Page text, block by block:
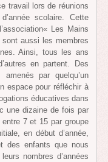
travail lors de réunions
scolaire. Cette
Les Mains
aussi les membres
Ainsi, tous les ans
en partent. Des
par quelqu’un
espace pour réfléchir à
éducatives dans
une dizaine de fois par
7 et 15 par groupe
en début d’année,
des enfants que nous
nombres d’années